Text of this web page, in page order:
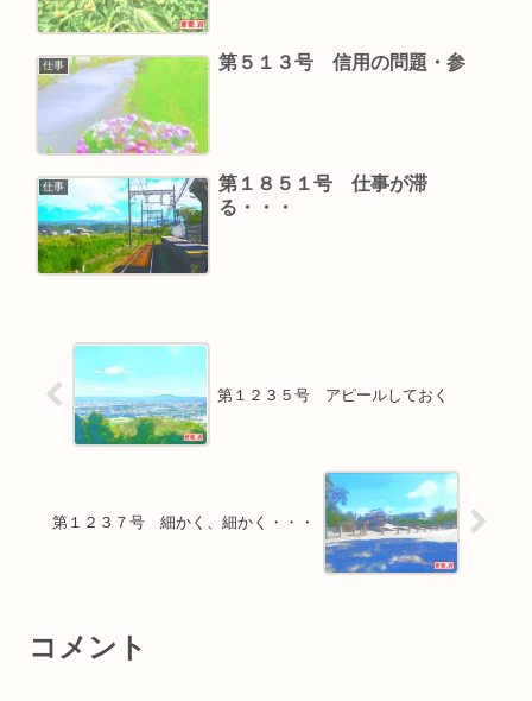
仕事 第５１３号 信用の問題・参
仕事
第１８５１号 仕事が滞
る・・・
第１２３５号 アピールしておく
第１２３７号 細かく、細かく・・・
コメント